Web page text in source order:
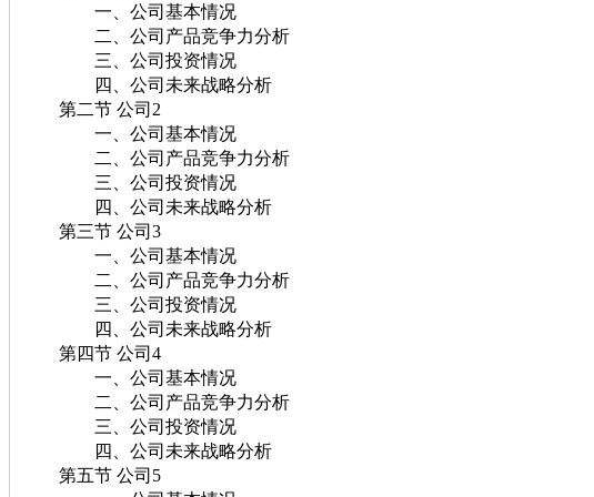
一、公司基本情况
二、公司产品竞争力分析
三、公司投资情况
四、公司未来战略分析
第二节 公司2
一、公司基本情况
二、公司产品竞争力分析
三、公司投资情况
四、公司未来战略分析
第三节 公司3
一、公司基本情况
二、公司产品竞争力分析
三、公司投资情况
四、公司未来战略分析
第四节 公司4
一、公司基本情况
二、公司产品竞争力分析
三、公司投资情况
四、公司未来战略分析
第五节 公司5